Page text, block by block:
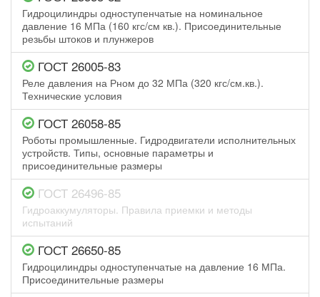
Гидроцилиндры одноступенчатые на номинальное
давление 16 МПа (160 кгс/см кв.). Присоединительные
резьбы штоков и плунжеров
ГОСТ 26005-83
Реле давления на Рном до 32 МПа (320 кгс/см.кв.).
Технические условия
ГОСТ 26058-85
Роботы промышленные. Гидродвигатели исполнительных
устройств. Типы, основные параметры и
присоединительные размеры
ГОСТ 26496-85
Гидроаккумуляторы. Правила приемки и методы
испытаний
ГОСТ 26650-85
Гидроцилиндры одноступенчатые на давление 16 МПа.
Присоединительные размеры